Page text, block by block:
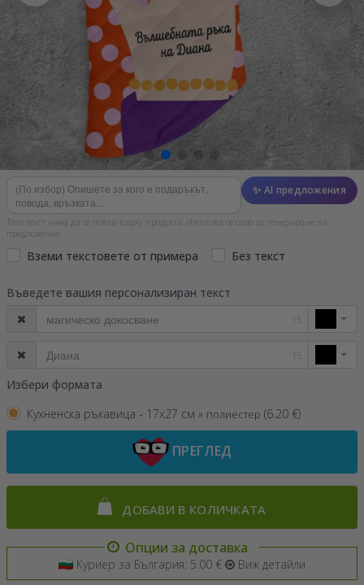
✨ AI предложения
Този текст няма да се появи върху продукта. Използва се само за генериране на
предложения.
Вземи текстовете от примера Без текст
Въведете вашия персонализиран текст
15
15
Избери формата
Кухненска ръкавица - 17x27 см » полиестер (6.20 €)
ПРЕГЛЕД
ДОБАВИ В КОЛИЧКАТА
Опции за доставка
Куриер за България: 5.00 € Виж детайли